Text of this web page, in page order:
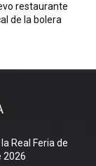
restaurante
de la bolera
Real Feria de
2026